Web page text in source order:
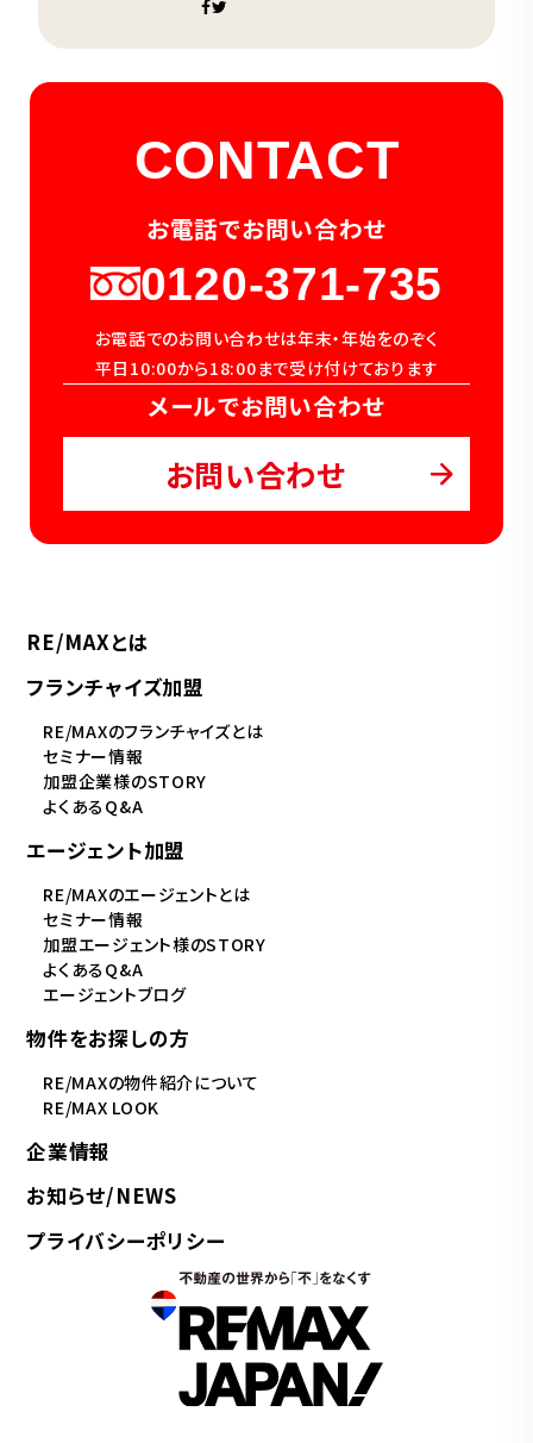
CONTACT
お電話でお問い合わせ
0120-371-735
お電話でのお問い合わせは年末・年始をのぞく
平日10:00から18:00まで受け付けております
メールでお問い合わせ
お問い合わせ
RE/MAXとは
フランチャイズ加盟
RE/MAXのフランチャイズとは
セミナー情報
加盟企業様のSTORY
よくあるQ&A
エージェント加盟
RE/MAXのエージェントとは
セミナー情報
加盟エージェント様のSTORY
よくあるQ&A
エージェントブログ
物件をお探しの方
RE/MAXの物件紹介について
RE/MAX LOOK
企業情報
お知らせ/NEWS
プライバシーポリシー